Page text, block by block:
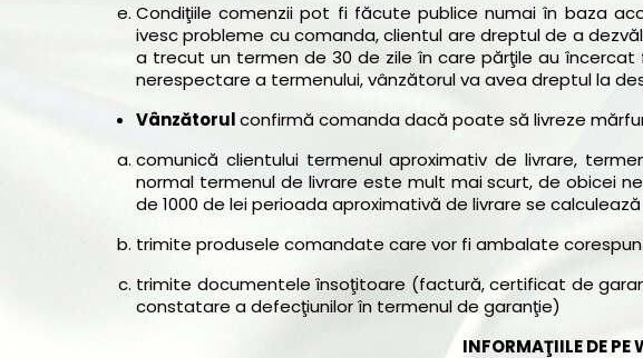
Condiţiile comenzii pot fi făcute publice numai în baza
ivesc probleme cu comanda, clientul are dreptul de a
a trecut un termen de 30 de zile în care părţile au încercat
nerespectare a termenului, vânzătorul va avea dreptul la
Vânzătorulconfirmă comanda dacă poate să livreze
comunică clientului termenul aproximativ de livrare,
normal termenul de livrare este mult mai scurt, de obicei
de 1000 de lei perioada aproximativă de livrare se
trimite produsele comandate care vor fi ambalate
trimite documentele însoţitoare (factură, certificat de
constatare a defecţiunilor în termenul de garanţie)
INFORMAŢIILE DE PE